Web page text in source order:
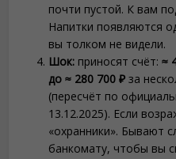
почти пустой. К вам
Напитки появляются
вы толком не видели.
Шок: приносят счёт:≈
до ≈ 280 700 ₽ за
(пересчёт по
13.12.2025). Если
«охранники». Бывают
банкомату, чтобы вы